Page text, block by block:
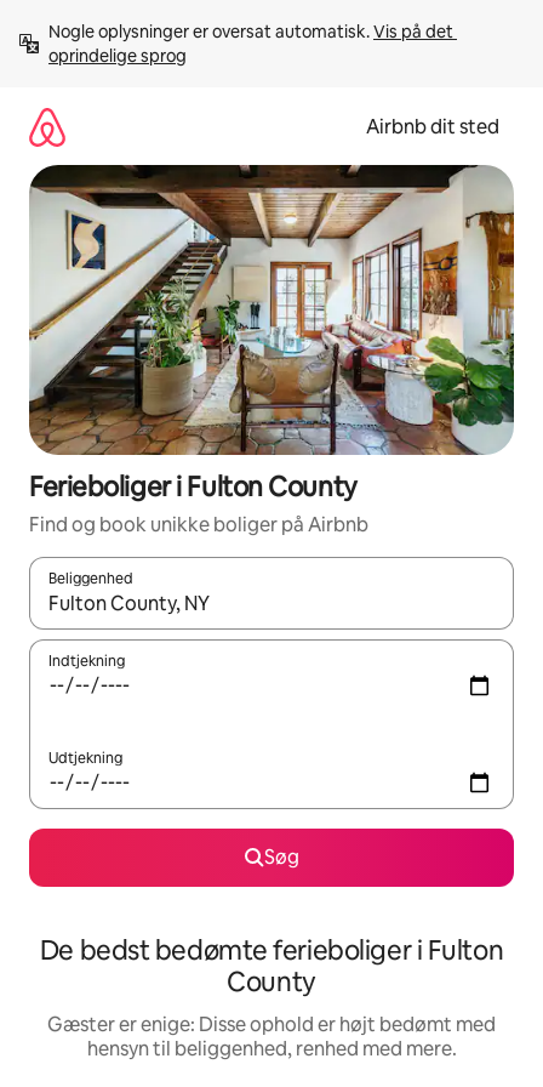
videre
Nogle oplysninger er oversat automatisk. Vis på det
oprindelige sprog
Airbnb dit sted
Ferieboliger i Fulton County
Find og book unikke boliger på Airbnb
Beliggenhed
Når resultaterne er tilgængelige, skal du navigere med
Indtjekning
Udtjekning
Søg
De bedst bedømte ferieboliger i Fulton
County
Gæster er enige: Disse ophold er højt bedømt med
hensyn til beliggenhed, renhed med mere.